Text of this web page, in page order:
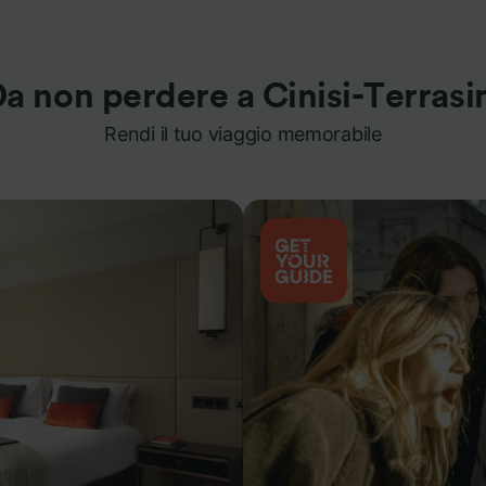
non perdere a Cinisi-
Rendi il tuo viaggio memorabile